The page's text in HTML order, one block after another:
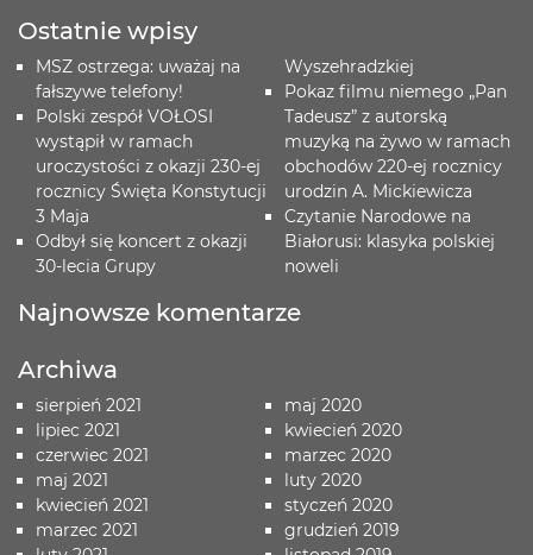
Ostatnie wpisy
MSZ ostrzega: uważaj na
fałszywe telefony!
Polski zespół VOŁOSI
wystąpił w ramach
uroczystości z okazji 230-ej
rocznicy Święta Konstytucji
3 Maja
Odbył się koncert z okazji
30-lecia Grupy
Wyszehradzkiej
Pokaz filmu niemego „Pan
Tadeusz” z autorską
muzyką na żywo w ramach
obchodów 220-ej rocznicy
urodzin A. Mickiewicza
Czytanie Narodowe na
Białorusi: klasyka polskiej
noweli
Najnowsze komentarze
Archiwa
sierpień 2021
lipiec 2021
czerwiec 2021
maj 2021
kwiecień 2021
marzec 2021
maj 2020
kwiecień 2020
marzec 2020
luty 2020
styczeń 2020
grudzień 2019